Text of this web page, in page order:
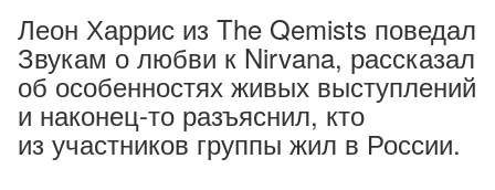
Леон Харрис из The Qemists поведал
Звукам о любви к Nirvana, рассказал
об особенностях живых выступлений
и наконец-то разъяснил, кто
из участников группы жил в России.